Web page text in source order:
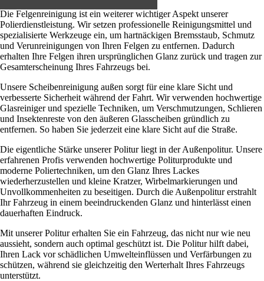
Die Felgenreinigung ist ein weiterer wichtiger Aspekt unserer
Polierdienstleistung. Wir setzen professionelle Reinigungsmittel und
spezialisierte Werkzeuge ein, um hartnäckigen Bremsstaub, Schmutz
und Verunreinigungen von Ihren Felgen zu entfernen. Dadurch
erhalten Ihre Felgen ihren ursprünglichen Glanz zurück und tragen zur
Gesamterscheinung Ihres Fahrzeugs bei.
Unsere Scheibenreinigung außen sorgt für eine klare Sicht und
verbesserte Sicherheit während der Fahrt. Wir verwenden hochwertige
Glasreiniger und spezielle Techniken, um Verschmutzungen, Schlieren
und Insektenreste von den äußeren Glasscheiben gründlich zu
entfernen. So haben Sie jederzeit eine klare Sicht auf die Straße.
Die eigentliche Stärke unserer Politur liegt in der Außenpolitur. Unsere
erfahrenen Profis verwenden hochwertige Politurprodukte und
moderne Poliertechniken, um den Glanz Ihres Lackes
wiederherzustellen und kleine Kratzer, Wirbelmarkierungen und
Unvollkommenheiten zu beseitigen. Durch die Außenpolitur erstrahlt
Ihr Fahrzeug in einem beeindruckenden Glanz und hinterlässt einen
dauerhaften Eindruck.
Mit unserer Politur erhalten Sie ein Fahrzeug, das nicht nur wie neu
aussieht, sondern auch optimal geschützt ist. Die Politur hilft dabei,
Ihren Lack vor schädlichen Umwelteinflüssen und Verfärbungen zu
schützen, während sie gleichzeitig den Werterhalt Ihres Fahrzeugs
unterstützt.